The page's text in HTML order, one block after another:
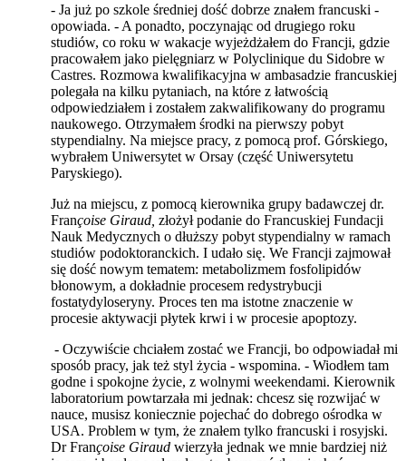
- Ja już po szkole średniej dość dobrze znałem francuski -
opowiada. - A ponadto, poczynając od drugiego roku
studiów, co roku w wakacje wyjeżdżałem do Francji, gdzie
pracowałem jako pielęgniarz w Polyclinique du Sidobre w
Castres. Rozmowa kwalifikacyjna w ambasadzie francuskiej
polegała na kilku pytaniach, na które z łatwością
odpowiedziałem i zostałem zakwalifikowany do programu
naukowego. Otrzymałem środki na pierwszy pobyt
stypendialny. Na miejsce pracy, z pomocą prof. Górskiego,
wybrałem Uniwersytet w Orsay (część Uniwersytetu
Paryskiego).
Już na miejscu, z pomocą kierownika grupy badawczej dr.
Françoise Giraud, złożył podanie do Francuskiej Fundacji
Nauk Medycznych o dłuższy pobyt stypendialny w ramach
studiów podoktoranckich. I udało się. We Francji zajmował
się dość nowym tematem: metabolizmem fosfolipidów
błonowym, a dokładnie procesem redystrybucji
fostatydyloseryny. Proces ten ma istotne znaczenie w
procesie aktywacji płytek krwi i w procesie apoptozy.
- Oczywiście chciałem zostać we Francji, bo odpowiadał mi
sposób pracy, jak też styl życia - wspomina. - Wiodłem tam
godne i spokojne życie, z wolnymi weekendami. Kierownik
laboratorium powtarzała mi jednak: chcesz się rozwijać w
nauce, musisz koniecznie pojechać do dobrego ośrodka w
USA. Problem w tym, że znałem tylko francuski i rosyjski.
Dr Françoise Giraudwierzyła jednak we mnie bardziej niż